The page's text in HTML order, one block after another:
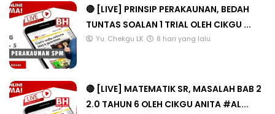
🔴 [LIVE] PRINSIP PERAKAUNAN, BEDAH
TUNTAS SOALAN 1 TRIAL OLEH CIKGU ...
Yu. Chekgu LK 8 hari yang lalu
🔴 [LIVE] MATEMATIK SR, MASALAH BAB 2
2.0 TAHUN 6 OLEH CIKGU ANITA #AL...